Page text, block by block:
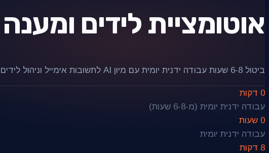
אוטומציית לידים
ביטול 6-8 שעות עבודה ידנית יומית עם מיון AI לתשובות אימייל וניהול לידים אוטומטי.
0 דקות
עבודה ידנית יומית (מ-6-8 שעות)
0 שעות
עבודה ידנית יומית
8 דקות